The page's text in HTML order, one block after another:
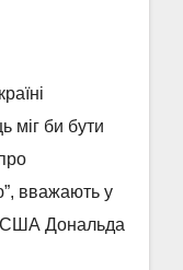
міг би бути
вважають у
Дональда